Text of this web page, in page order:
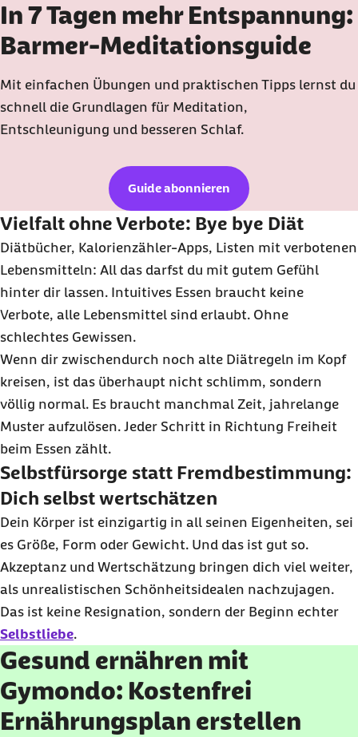
In 7 Tagen mehr Entspannung:
Barmer-Meditationsguide
Mit einfachen Übungen und praktischen Tipps lernst du
schnell die Grundlagen für Meditation,
Entschleunigung und besseren Schlaf.
Guide abonnieren
Vielfalt ohne Verbote: Bye bye Diät
Diätbücher, Kalorienzähler-Apps, Listen mit verbotenen
Lebensmitteln: All das darfst du mit gutem Gefühl
hinter dir lassen. Intuitives Essen braucht keine
Verbote, alle Lebensmittel sind erlaubt. Ohne
schlechtes Gewissen.
Wenn dir zwischendurch noch alte Diätregeln im Kopf
kreisen, ist das überhaupt nicht schlimm, sondern
völlig normal. Es braucht manchmal Zeit, jahrelange
Muster aufzulösen. Jeder Schritt in Richtung Freiheit
beim Essen zählt.
Selbstfürsorge statt Fremdbestimmung:
Dich selbst wertschätzen
Dein Körper ist einzigartig in all seinen Eigenheiten, sei
es Größe, Form oder Gewicht. Und das ist gut so.
Akzeptanz und Wertschätzung bringen dich viel weiter,
als unrealistischen Schönheitsidealen nachzujagen.
Das ist keine Resignation, sondern der Beginn echter
Selbstliebe.
Gesund ernähren mit
Gymondo: Kostenfrei
Ernährungsplan erstellen